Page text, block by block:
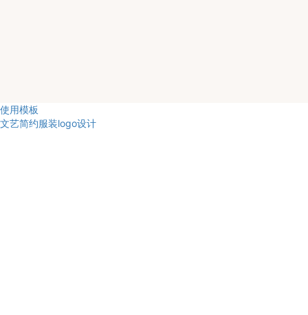
使用模板
文艺简约服装logo设计